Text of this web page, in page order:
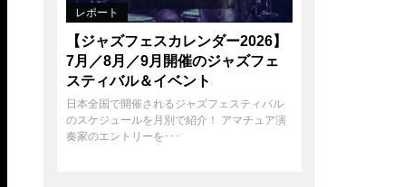
レポート
【ジャズフェスカレンダー2026】
7月／8月／9月開催のジャズフェ
スティバル＆イベント
日本全国で開催されるジャズフェスティバル
のスケジュールを月別で紹介！ アマチュア演
奏家のエントリーを･･･